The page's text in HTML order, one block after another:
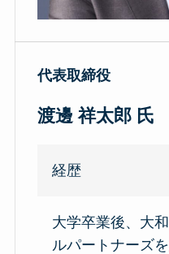
代表取締役
渡邊 祥太郎 氏
経歴
大学卒業後、大
ルパートナーズ